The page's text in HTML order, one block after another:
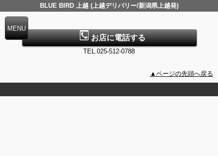
BLUE BIRD 上越 (上越デリバリー/新潟県上越発)
お店に電話する
TEL.025-512-0788
▲ページの先頭へ戻る